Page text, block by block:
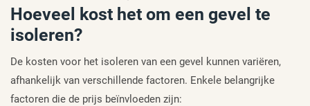
Hoeveel kost het om een gevel te
isoleren?
De kosten voor het isoleren van een gevel kunnen variëren,
afhankelijk van verschillende factoren. Enkele belangrijke
factoren die de prijs beïnvloeden zijn: